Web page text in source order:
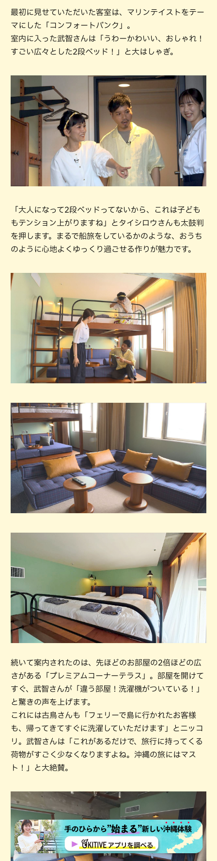
最初に見せていただいた客室は、マリンテイストをテー
マにした「コンフォートバンク」。
室内に入った武智さんは「うわーかわいい、おしゃれ！
すごい広々とした2段ベッド！」と大はしゃぎ。
「大人になって2段ベッドってないから、これは子ども
もテンション上がりますね」とタイシロウさんも太鼓判
を押します。まるで船旅をしているかのような、おうち
のように心地よくゆっくり過ごせる作りが魅力です。
続いて案内されたのは、先ほどのお部屋の2倍ほどの広
さがある「プレミアムコーナーテラス」。部屋を開けて
すぐ、武智さんが「違う部屋！洗濯機がついている！」
と驚きの声を上げます。
これには古鳥さんも「フェリーで島に行かれたお客様
も、帰ってきてすぐに洗濯していただけます」とニッコ
リ。武智さんは「これがあるだけで、旅行に持ってくる
荷物がすごく少なくなりますよね。沖縄の旅にはマス
ト！」と大絶賛。